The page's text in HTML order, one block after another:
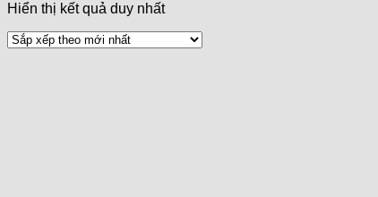
Hiển thị kết quả duy nhất